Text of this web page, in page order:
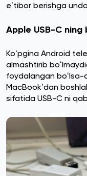
eʼtibor berishga
Apple USB-C ning
Koʻpgina Android
almashtirib
foydalangan boʻlsa-
MacBookʼdan
sifatida USB-C ni